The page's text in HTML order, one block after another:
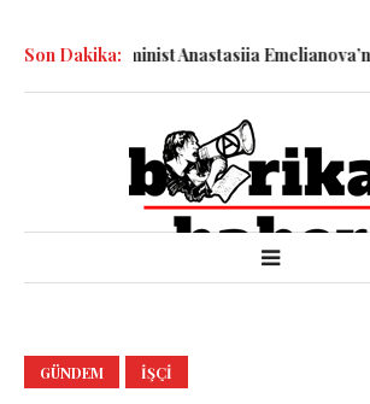
Son Dakika:
Feminist Anastasiia Emelianova’nın
GÜNDEM İŞÇI